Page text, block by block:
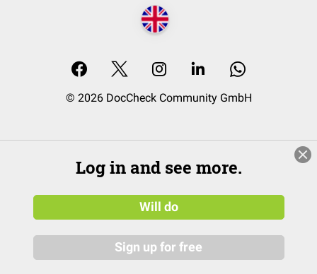
© 2026 DocCheck Community GmbH
Log in and see more.
Will do
Sign up for free